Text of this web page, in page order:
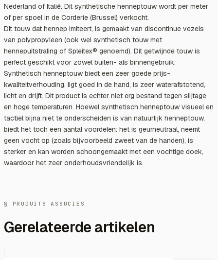
Nederland of Italië. Dit synthetische henneptouw wordt per meter
of per spoel in de Corderie (Brussel) verkocht.
Dit touw dat hennep imiteert, is gemaakt van discontinue vezels
van polypropyleen (ook wel synthetisch touw met
hennepuitstraling of Spleitex® genoemd). Dit getwijnde touw is
perfect geschikt voor zowel buiten- als binnengebruik.
Synthetisch henneptouw biedt een zeer goede prijs-
kwaliteitverhouding, ligt goed in de hand, is zeer waterafstotend,
licht en drijft. Dit product is echter niet erg bestand tegen slijtage
en hoge temperaturen. Hoewel synthetisch henneptouw visueel en
tactiel bijna niet te onderscheiden is van natuurlijk henneptouw,
biedt het toch een aantal voordelen: het is geurneutraal, neemt
geen vocht op (zoals bijvoorbeeld zweet van de handen), is
sterker en kan worden schoongemaakt met een vochtige doek,
waardoor het zeer onderhoudsvriendelijk is.
§ PRODUITS ASSOCIÉS
Gerelateerde artikelen